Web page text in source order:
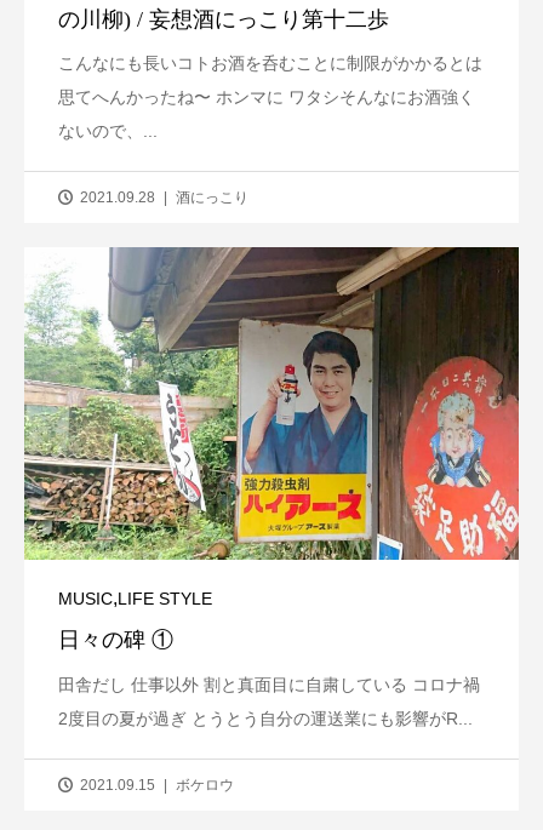
の川柳) / 妄想酒にっこり第十二歩
こんなにも長いコトお酒を呑むことに制限がかかるとは
思てへんかったね〜 ホンマに ワタシそんなにお酒強く
ないので、...
2021.09.28 酒にっこり
MUSIC,LIFE STYLE
日々の碑 ①
田舎だし 仕事以外 割と真面目に自粛している コロナ禍
2度目の夏が過ぎ とうとう自分の運送業にも影響がR...
2021.09.15 ボケロウ